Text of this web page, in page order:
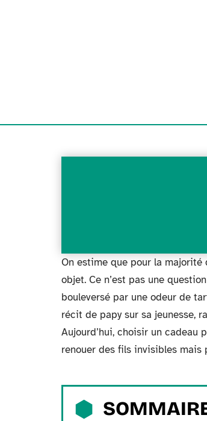
On estime que pour la majorité
objet. Ce n’est pas une
bouleversé par une odeur de
récit de papy sur sa jeunesse,
Aujourd’hui, choisir un cadeau
renouer des fils invisibles mais